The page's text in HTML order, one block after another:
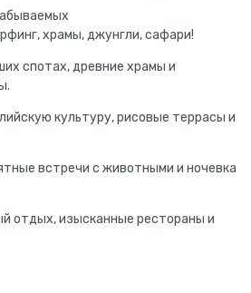
храмы, джунгли, сафари!
спотах, древние храмы и
культуру, рисовые террасы и
встречи с животными и ночевка
отдых, изысканные рестораны и